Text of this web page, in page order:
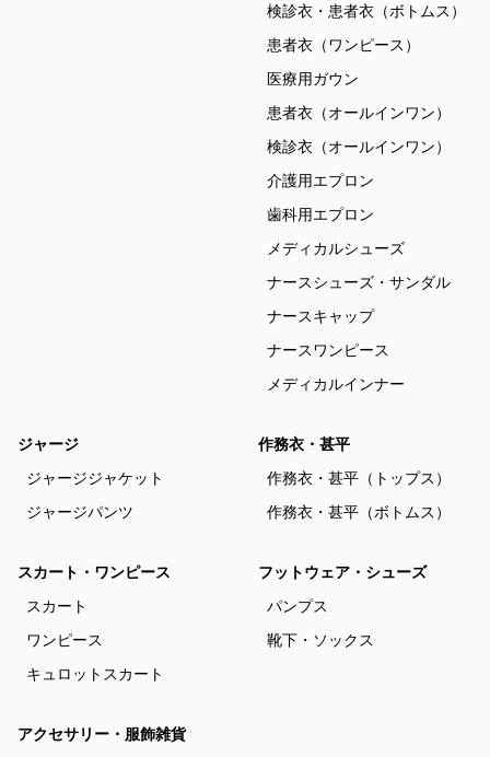
検診衣・患者衣（ボトムス）
患者衣（ワンピース）
医療用ガウン
患者衣（オールインワン）
検診衣（オールインワン）
介護用エプロン
歯科用エプロン
メディカルシューズ
ナースシューズ・サンダル
ナースキャップ
ナースワンピース
メディカルインナー
ジャージ
ジャージジャケット
ジャージパンツ
作務衣・甚平
作務衣・甚平（トップス）
作務衣・甚平（ボトムス）
スカート・ワンピース
スカート
ワンピース
キュロットスカート
フットウェア・シューズ
パンプス
靴下・ソックス
アクセサリー・服飾雑貨